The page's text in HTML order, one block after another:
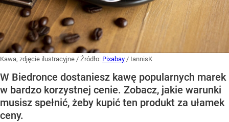
Kawa, zdjęcie ilustracyjne / Źródło: Pixabay / IannisK
W Biedronce dostaniesz kawę popularnych marek
w bardzo korzystnej cenie. Zobacz, jakie warunki
musisz spełnić, żeby kupić ten produkt za ułamek
ceny.